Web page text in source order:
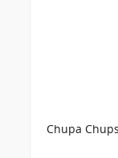
Chupa